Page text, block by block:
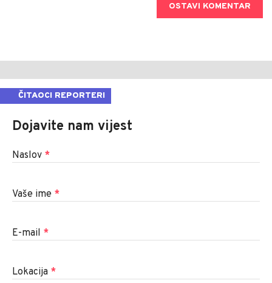
OSTAVI KOMENTAR
ČITAOCI REPORTERI
Dojavite nam vijest
Naslov *
Vaše ime *
E-mail *
Lokacija *